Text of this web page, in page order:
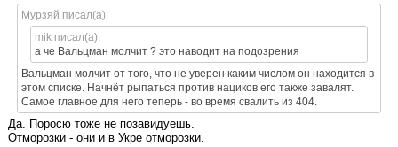
Мурзяй писал(а):
mik писал(а):
а че Вальцман молчит ? это наводит на подозрения
Вальцман молчит от того, что не уверен каким числом он находится в
этом списке. Начнёт рыпаться против нациков его также завалят.
Самое главное для него теперь - во время свалить из 404.
Да. Поросю тоже не позавидуешь.
Отморозки - они и в Укре отморозки.